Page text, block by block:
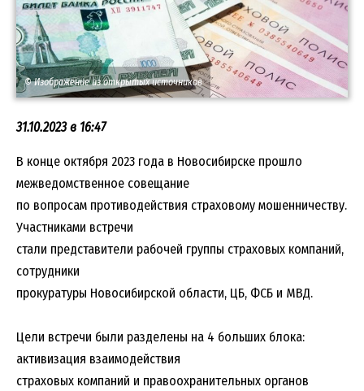
© Изображение из открытых источников
31.10.2023 в 16:47
В конце октября 2023 года в Новосибирске прошло
межведомственное совещание
по вопросам противодействия страховому мошенничеству.
Участниками встречи
стали представители рабочей группы страховых компаний,
сотрудники
прокуратуры Новосибирской области, ЦБ, ФСБ и МВД.
Цели встречи были разделены на 4 больших блока:
активизация взаимодействия
страховых компаний и правоохранительных органов